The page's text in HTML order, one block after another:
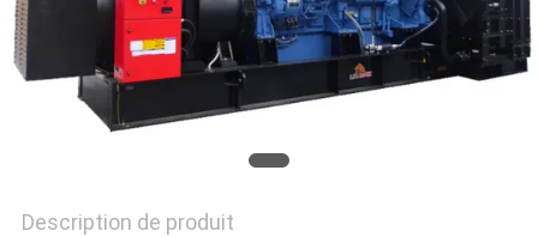
PRIVACY
POLICY
Description de produit